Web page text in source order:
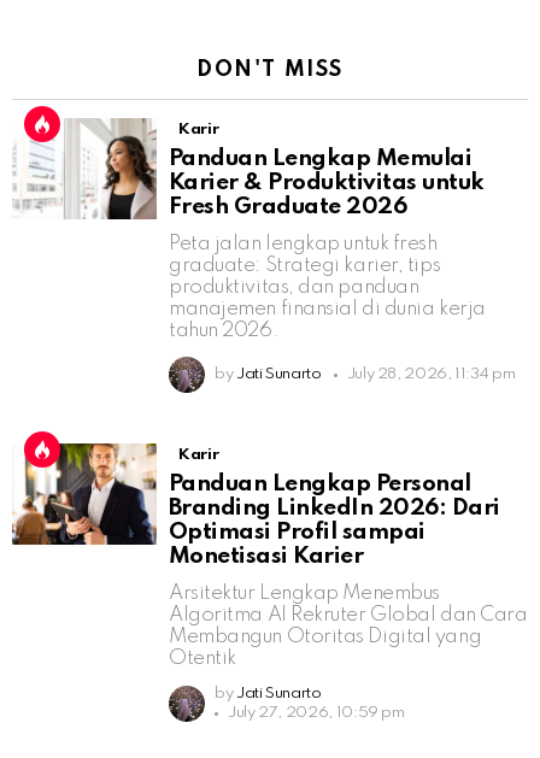
DON'T MISS
Karir
Panduan Lengkap Memulai
Karier & Produktivitas untuk
Fresh Graduate 2026
Peta jalan lengkap untuk fresh
graduate: Strategi karier, tips
produktivitas, dan panduan
manajemen finansial di dunia kerja
tahun 2026.
by Jati Sunarto July 28, 2026, 11:34 pm
Karir
Panduan Lengkap Personal
Branding LinkedIn 2026: Dari
Optimasi Profil sampai
Monetisasi Karier
Arsitektur Lengkap Menembus
Algoritma AI Rekruter Global dan Cara
Membangun Otoritas Digital yang
Otentik
by Jati Sunarto
July 27, 2026, 10:59 pm